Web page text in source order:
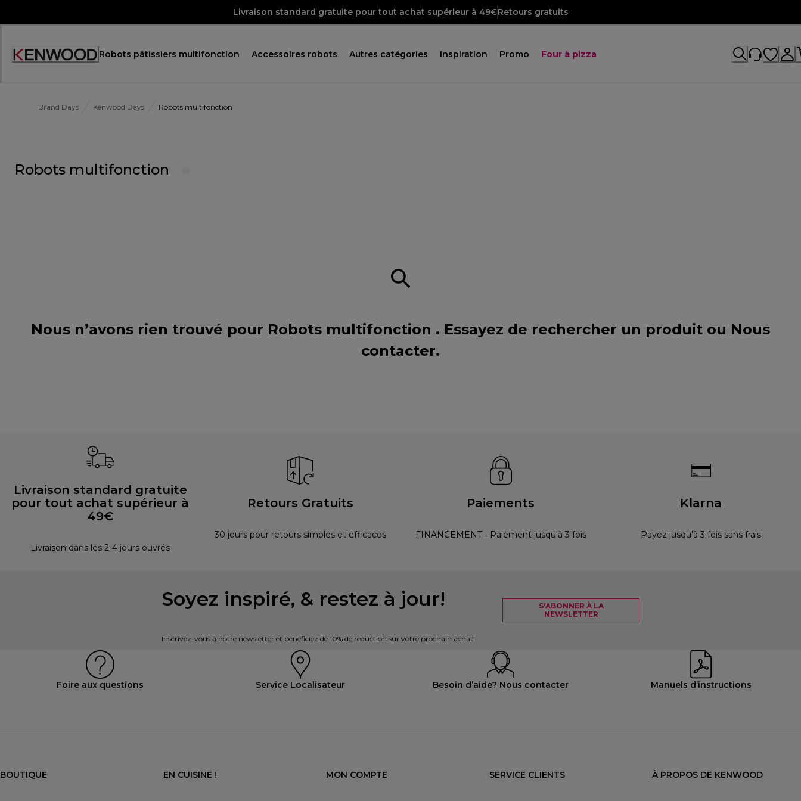
Livraison standard gratuite pour tout achat supérieur à 49€Retours gratuits
Robots pâtissiers multifonction Accessoires robots Autres catégories Inspiration Promo Four à pizza
Brand Days Kenwood Days Robots multifonction
Robots multifonction
Nous n’avons rien trouvé pour Robots multifonction . Essayez de rechercher un produit ou Nous
contacter.
Livraison standard gratuite
pour tout achat supérieur à
49€
Livraison dans les 2-4 jours ouvrés
Retours Gratuits
30 jours pour retours simples et efficaces
Paiements
FINANCEMENT - Paiement jusqu'à 3 fois
Klarna
Payez jusqu'à 3 fois sans frais
Soyez inspiré, & restez à jour!
Inscrivez-vous à notre newsletter et bénéficiez de 10% de réduction sur votre prochain achat!
S'ABONNER À LA
NEWSLETTER
Foire aux questions Service Localisateur Besoin d’aide? Nous contacter Manuels d’instructions
BOUTIQUE EN CUISINE ! MON COMPTE SERVICE CLIENTS À PROPOS DE KENWOOD